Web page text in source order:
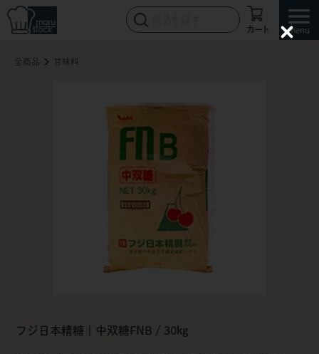
カート
全商品 甘味料
フジ日本精糖 | 中双糖FNB / 30kg
C